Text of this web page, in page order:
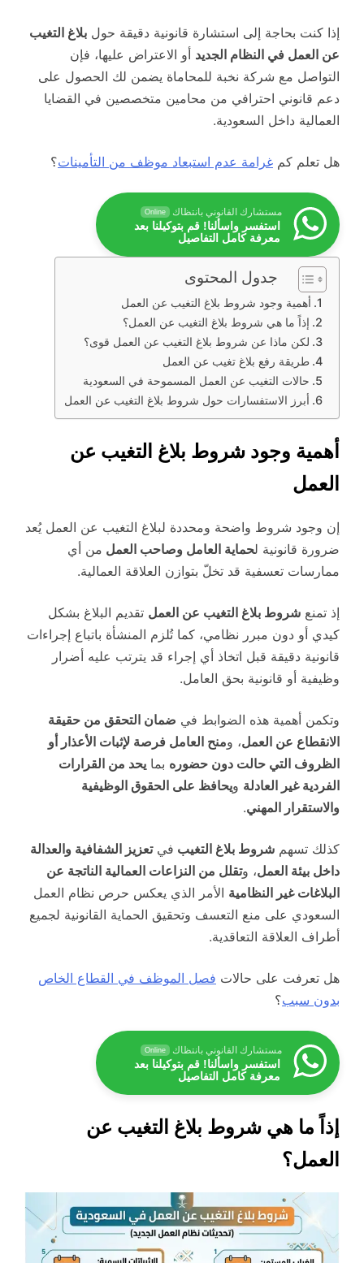
إذا كنت بحاجة إلى استشارة قانونية دقيقة حول بلاغ التغيب
عن العمل في النظام الجديد أو الاعتراض عليها، فإن
التواصل مع شركة نخبة للمحاماة يضمن لك الحصول على
دعم قانوني احترافي من محامين متخصصين في القضايا
العمالية داخل السعودية.
هل تعلم كم غرامة عدم استبعاد موظف من التأمينات؟
مستشارك القانوني بانتظاك Online
استفسر واسألنا! قم بتوكيلنا بعد
معرفة كامل التفاصيل
جدول المحتوى
أهمية وجود شروط بلاغ التغيب عن العمل
إذاً ما هي شروط بلاغ التغيب عن العمل؟
لكن ماذا عن شروط بلاغ التغيب عن العمل قوى؟
طريقة رفع بلاغ تغيب عن العمل
حالات التغيب عن العمل المسموحة في السعودية
أبرز الاستفسارات حول شروط بلاغ التغيب عن العمل
أهمية وجود شروط بلاغ التغيب عن
العمل
إن وجود شروط واضحة ومحددة لبلاغ التغيب عن العمل يُعد
ضرورة قانونية لحماية العامل وصاحب العمل من أي
ممارسات تعسفية قد تخلّ بتوازن العلاقة العمالية.
إذ تمنع شروط بلاغ التغيب عن العمل تقديم البلاغ بشكل
كيدي أو دون مبرر نظامي، كما تُلزم المنشأة باتباع إجراءات
قانونية دقيقة قبل اتخاذ أي إجراء قد يترتب عليه أضرار
وظيفية أو قانونية بحق العامل.
وتكمن أهمية هذه الضوابط في ضمان التحقق من حقيقة
الانقطاع عن العمل، ومنح العامل فرصة لإثبات الأعذار أو
الظروف التي حالت دون حضوره بما يحد من القرارات
الفردية غير العادلة ويحافظ على الحقوق الوظيفية
والاستقرار المهني.
كذلك تسهم شروط بلاغ التغيب فيتعزيز الشفافية والعدالة
داخل بيئة العمل، وتقلل من النزاعات العمالية الناتجة عن
البلاغات غير النظامية الأمر الذي يعكس حرص نظام العمل
السعودي على منع التعسف وتحقيق الحماية القانونية لجميع
أطراف العلاقة التعاقدية.
هل تعرفت على حالات فصل الموظف في القطاع الخاص
بدون سبب؟
مستشارك القانوني بانتظاك Online
استفسر واسألنا! قم بتوكيلنا بعد
معرفة كامل التفاصيل
إذاً ما هي شروط بلاغ التغيب عن
العمل؟